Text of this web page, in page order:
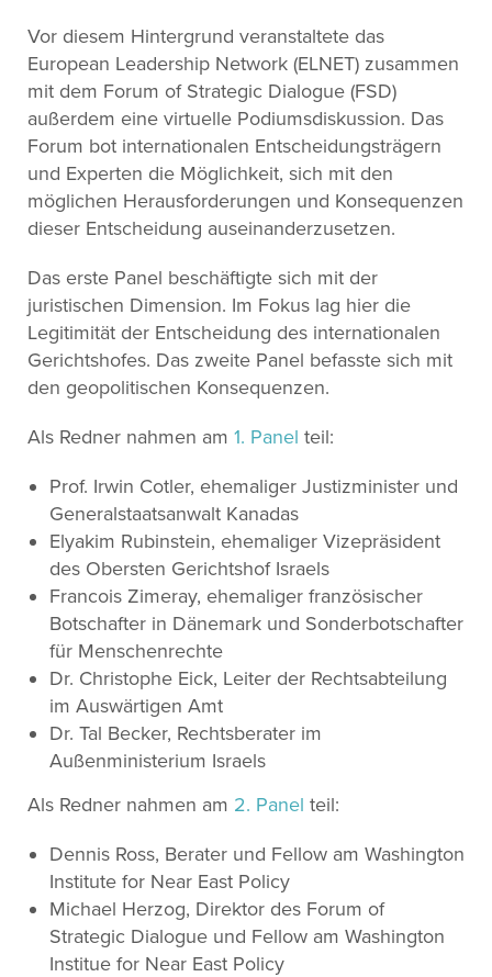
Vor diesem Hintergrund veranstaltete das
European Leadership Network (ELNET) zusammen
mit dem Forum of Strategic Dialogue (FSD)
außerdem eine virtuelle Podiumsdiskussion. Das
Forum bot internationalen Entscheidungsträgern
und Experten die Möglichkeit, sich mit den
möglichen Herausforderungen und Konsequenzen
dieser Entscheidung auseinanderzusetzen.
Das erste Panel beschäftigte sich mit der
juristischen Dimension. Im Fokus lag hier die
Legitimität der Entscheidung des internationalen
Gerichtshofes. Das zweite Panel befasste sich mit
den geopolitischen Konsequenzen.
Als Redner nahmen am 1. Panel teil:
Prof. Irwin Cotler, ehemaliger Justizminister und
Generalstaatsanwalt Kanadas
Elyakim Rubinstein, ehemaliger Vizepräsident
des Obersten Gerichtshof Israels
Francois Zimeray, ehemaliger französischer
Botschafter in Dänemark und Sonderbotschafter
für Menschenrechte
Dr. Christophe Eick, Leiter der Rechtsabteilung
im Auswärtigen Amt
Dr. Tal Becker, Rechtsberater im
Außenministerium Israels
Als Redner nahmen am 2. Panel teil:
Dennis Ross, Berater und Fellow am Washington
Institute for Near East Policy
Michael Herzog, Direktor des Forum of
Strategic Dialogue und Fellow am Washington
Institue for Near East Policy